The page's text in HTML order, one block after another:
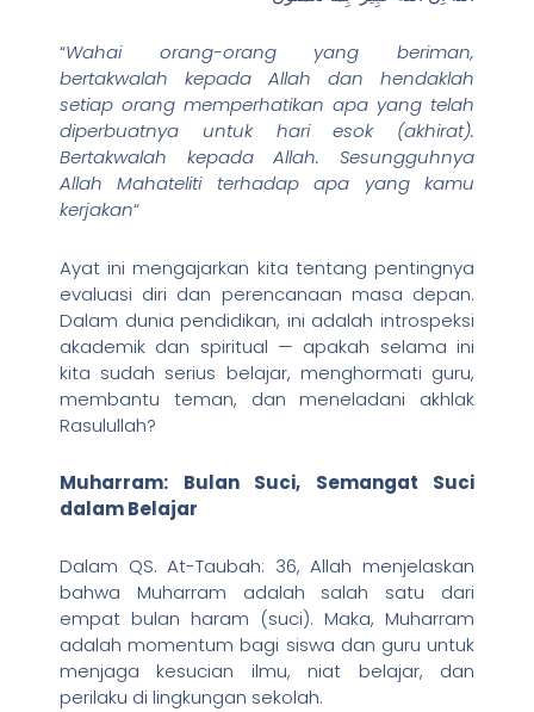
“Wahai orang-orang yang beriman,
bertakwalah kepada Allah dan hendaklah
setiap orang memperhatikan apa yang telah
diperbuatnya untuk hari esok (akhirat).
Bertakwalah kepada Allah. Sesungguhnya
Allah Mahateliti terhadap apa yang kamu
kerjakan“
Ayat ini mengajarkan kita tentang pentingnya
evaluasi diri dan perencanaan masa depan.
Dalam dunia pendidikan, ini adalah introspeksi
akademik dan spiritual — apakah selama ini
kita sudah serius belajar, menghormati guru,
membantu teman, dan meneladani akhlak
Rasulullah?
Muharram: Bulan Suci, Semangat Suci
dalam Belajar
Dalam QS. At-Taubah: 36, Allah menjelaskan
bahwa Muharram adalah salah satu dari
empat bulan haram (suci). Maka, Muharram
adalah momentum bagi siswa dan guru untuk
menjaga kesucian ilmu, niat belajar, dan
perilaku di lingkungan sekolah.